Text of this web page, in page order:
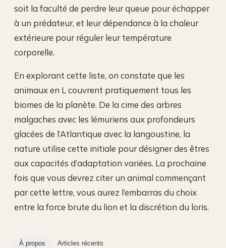
soit la faculté de perdre leur queue pour échapper
à un prédateur, et leur dépendance à la chaleur
extérieure pour réguler leur température
corporelle.
En explorant cette liste, on constate que les
animaux en L couvrent pratiquement tous les
biomes de la planète. De la cime des arbres
malgaches avec les lémuriens aux profondeurs
glacées de l’Atlantique avec la langoustine, la
nature utilise cette initiale pour désigner des êtres
aux capacités d’adaptation variées. La prochaine
fois que vous devrez citer un animal commençant
par cette lettre, vous aurez l’embarras du choix
entre la force brute du lion et la discrétion du loris.
À propos Articles récents